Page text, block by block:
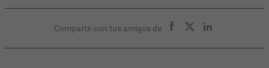
Compartir con tus amigos de